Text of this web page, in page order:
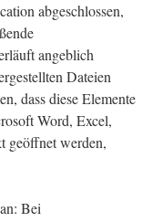
abgeschlossen,
angeblich
Dateien
dass diese Elemente
Word, Excel,
geöffnet werden,
Bei